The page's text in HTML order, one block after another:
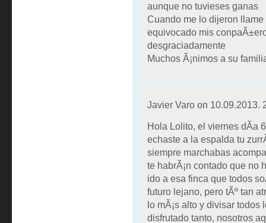
aunque no tuvieses ganas
Cuando me lo dijeron
equivocado mis
desgraciadamente
Muchos Ã¡nimos a su
Javier Varo on 10.09.2013.
Hola Lolito, el viernes dÃ­a
echaste a la espalda tu
siempre marchabas
te habrÃ¡n contado que no
ido a esa finca que todos
futuro lejano, pero tÃº tan
lo mÃ¡s alto y divisar
disfrutado tanto, nosotros